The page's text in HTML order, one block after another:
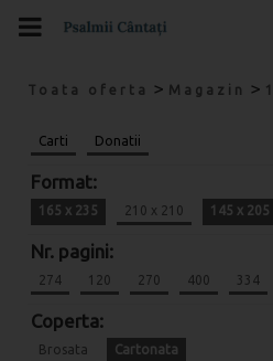
Toata oferta > Magazin >
Carti Donatii
Format:
165 x 235 210 x 210 145 x 205
Nr. pagini:
274 120 270 400 334
Coperta:
Brosata Cartonata